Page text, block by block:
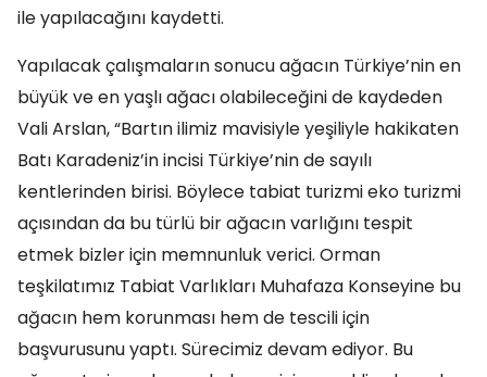
ile yapılacağını kaydetti.
Yapılacak çalışmaların sonucu ağacın Türkiye’nin en
büyük ve en yaşlı ağacı olabileceğini de kaydeden
Vali Arslan, “Bartın ilimiz mavisiyle yeşiliyle hakikaten
Batı Karadeniz’in incisi Türkiye’nin de sayılı
kentlerinden birisi. Böylece tabiat turizmi eko turizmi
açısından da bu türlü bir ağacın varlığını tespit
etmek bizler için memnunluk verici. Orman
teşkilatımız Tabiat Varlıkları Muhafaza Konseyine bu
ağacın hem korunması hem de tescili için
başvurusunu yaptı. Sürecimiz devam ediyor. Bu